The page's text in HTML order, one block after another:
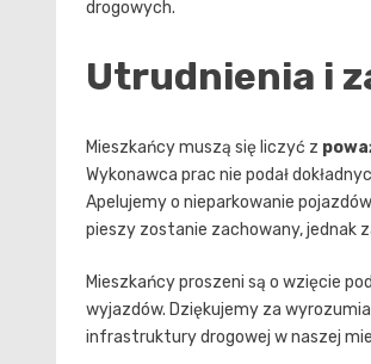
drogowych.
Utrudnienia i
Mieszkańcy muszą się liczyć z
Wykonawca prac nie podał
Apelujemy o nieparkowanie
pieszy zostanie zachowany, jednak
Mieszkańcy proszeni są o wzięcie
wyjazdów. Dziękujemy za
infrastruktury drogowej w naszej